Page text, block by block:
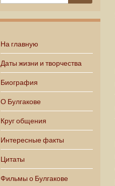
На главную
Даты жизни и творчества
Биография
О Булгакове
Круг общения
Интересные факты
Цитаты
Фильмы о Булгакове